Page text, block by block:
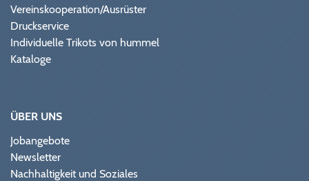
Vereinskooperation/Ausrüster
Druckservice
Individuelle Trikots von hummel
Kataloge
ÜBER UNS
Jobangebote
Newsletter
Nachhaltigkeit und Soziales